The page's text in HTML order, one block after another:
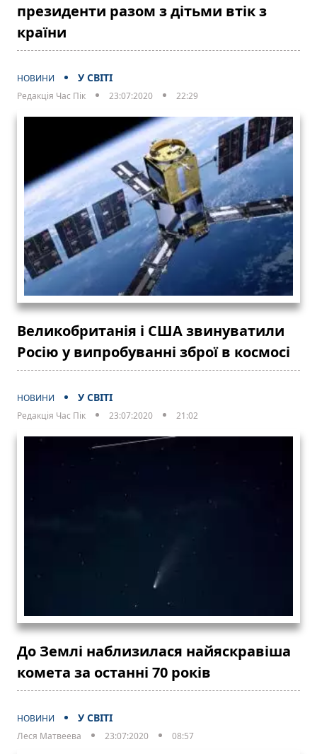
президенти разом з дітьми втік з
країни
НОВИНИ У СВІТІ
Редакція Час Пік 23:07:2020 22:29
Великобританія і США звинуватили
Росію у випробуванні зброї в космосі
НОВИНИ У СВІТІ
Редакція Час Пік 23:07:2020 21:02
До Землі наблизилася найяскравіша
комета за останні 70 років
НОВИНИ У СВІТІ
Леся Матвеева 23:07:2020 08:57